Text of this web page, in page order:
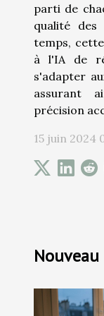
parti de
qualité
temps,
à l'IA de
s'adapter
assurant
précision
15 juin 2024
Nouveau